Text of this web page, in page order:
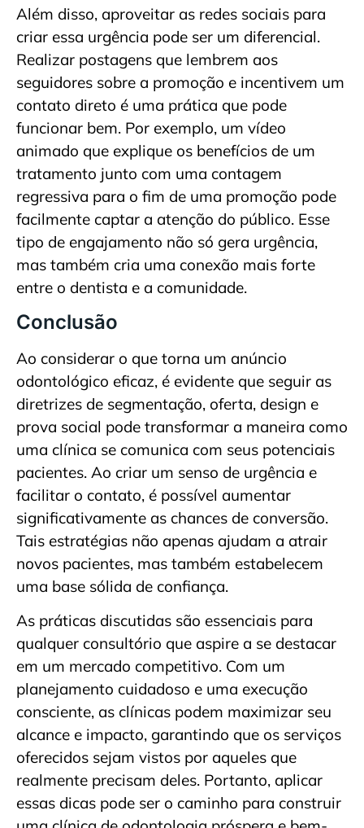
Além disso, aproveitar as redes sociais para
criar essa urgência pode ser um diferencial.
Realizar postagens que lembrem aos
seguidores sobre a promoção e incentivem um
contato direto é uma prática que pode
funcionar bem. Por exemplo, um vídeo
animado que explique os benefícios de um
tratamento junto com uma contagem
regressiva para o fim de uma promoção pode
facilmente captar a atenção do público. Esse
tipo de engajamento não só gera urgência,
mas também cria uma conexão mais forte
entre o dentista e a comunidade.
Conclusão
Ao considerar o que torna um anúncio
odontológico eficaz, é evidente que seguir as
diretrizes de segmentação, oferta, design e
prova social pode transformar a maneira como
uma clínica se comunica com seus potenciais
pacientes. Ao criar um senso de urgência e
facilitar o contato, é possível aumentar
significativamente as chances de conversão.
Tais estratégias não apenas ajudam a atrair
novos pacientes, mas também estabelecem
uma base sólida de confiança.
As práticas discutidas são essenciais para
qualquer consultório que aspire a se destacar
em um mercado competitivo. Com um
planejamento cuidadoso e uma execução
consciente, as clínicas podem maximizar seu
alcance e impacto, garantindo que os serviços
oferecidos sejam vistos por aqueles que
realmente precisam deles. Portanto, aplicar
essas dicas pode ser o caminho para construir